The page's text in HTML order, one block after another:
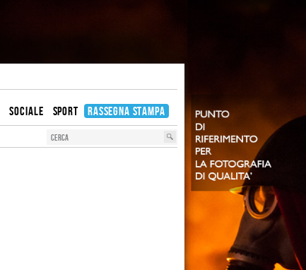
SOCIALE SPORT RASSEGNA STAMPA